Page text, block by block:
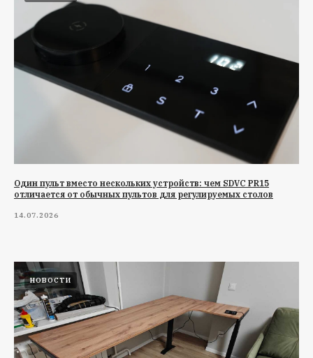
Один пульт вместо нескольких устройств: чем SDVC PR15
отличается от обычных пультов для регулируемых столов
14.07.2026
НОВОСТИ